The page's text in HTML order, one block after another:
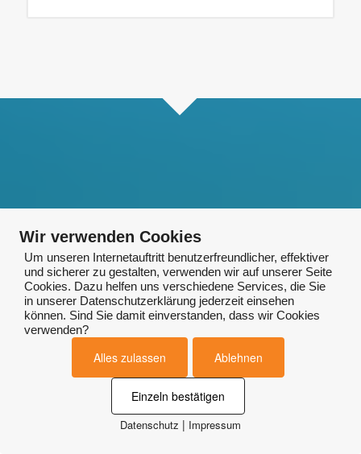
Wir verwenden Cookies
Um unseren Internetauftritt benutzerfreundlicher, effektiver
und sicherer zu gestalten, verwenden wir auf unserer Seite
Cookies. Dazu helfen uns verschiedene Services, die Sie
in unserer Datenschutzerklärung jederzeit einsehen
können. Sind Sie damit einverstanden, dass wir Cookies
verwenden?
Alles zulassen Ablehnen
Einzeln bestätigen
Datenschutz | Impressum